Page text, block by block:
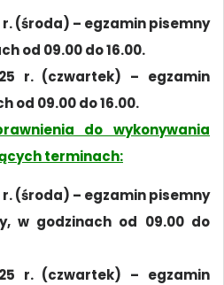
(środa) – egzamin pisemny
od 09.00 do 16.00.
r. (czwartek) – egzamin
od 09.00 do 16.00.
do wykonywania
terminach:
(środa) – egzamin pisemny
w godzinach od 09.00 do
r. (czwartek) – egzamin